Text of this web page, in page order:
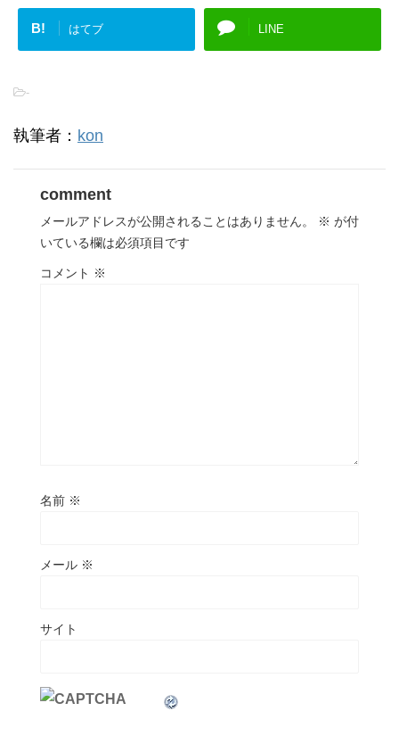
B! はてブ LINE
-
執筆者： kon
comment
メールアドレスが公開されることはありません。 ※ が付
いている欄は必須項目です
コメント ※
名前 ※
メール ※
サイト